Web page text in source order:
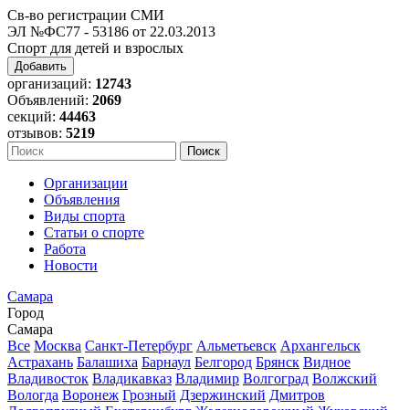
Св-во регистрации СМИ
ЭЛ №ФС77 - 53186 от 22.03.2013
Спорт для детей и взрослых
Добавить
организаций: 12743
Объявлений: 2069
секций: 44463
отзывов: 5219
Организации
Объявления
Виды спорта
Статьи о спорте
Работа
Новости
Самара
Город
Самара
Все Москва Санкт-Петербург Альметьевск Архангельск
Астрахань Балашиха Барнаул Белгород Брянск Видное
Владивосток Владикавказ Владимир Волгоград Волжский
Вологда Воронеж Грозный Дзержинский Дмитров